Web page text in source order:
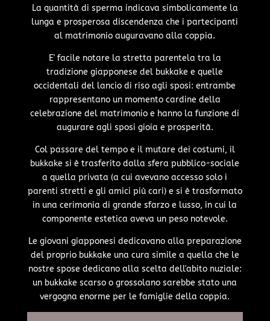
La quantità di sperma indicava simbolicamente la
lunga e prosperosa discendenza che i partecipanti
al matrimonio auguravano alla coppia.
E' facile notare la stretta parentela tra la
tradizione giapponese del bukkake e quelle
occidentali del lancio di riso agli sposi: entrambe
rappresentano un momento cardine della
celebrazione del matrimonio e hanno la funzione di
augurare agli sposi gioia e prosperità.
Col passare del tempo e il mutare dei costumi, il
bukkake si è trasferito dalla sfera pubblico-sociale
a quella privata (a cui avevano accesso solo i
parenti stretti e gli amici più cari) e si è trasformato
in una cerimonia di grande sfarzo e lusso, in cui la
componente estetica aveva un peso notevole.
Le giovani giapponesi dedicavano alla preparazione
del proprio bukkake una cura simile a quella che le
nostre spose dedicano alla scelta dell'abito nuziale:
un bukkake scarso o grossolano sarebbe stato una
vergogna enorme per le famiglie della coppia.